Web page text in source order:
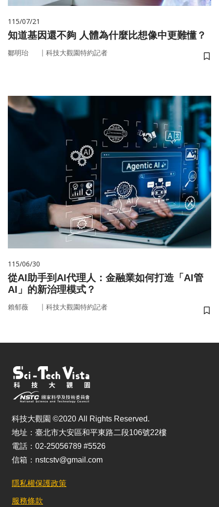
115/07/21
知道基因還不夠 人體為什麼比想像中更難懂？
鄒明珆 ｜ 科技大觀園特約記者
儲
115/06/30
從AI助手到AI代理人：金融業如何打造「AI管
AI」的新治理模式？
賴郁薇 ｜ 科技大觀園特約記者
儲
科技大觀園 ©2020 All Rights Reserved.
地址：臺北市大安區和平東路二段106號22樓
電話：02-25056789 #5526
信箱：nstcstv@gmail.com
隱私權保護政策
服務條款